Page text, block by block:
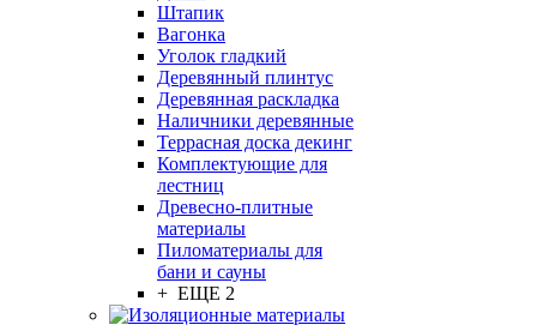
Штапик
Вагонка
Уголок гладкий
Деревянный плинтус
Деревянная раскладка
Наличники деревянные
Террасная доска декинг
Комплектующие для
лестниц
Древесно-плитные
материалы
Пиломатериалы для
бани и сауны
+ ЕЩЕ 2